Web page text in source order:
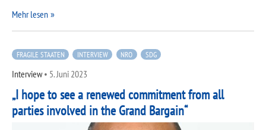
Mehr lesen
FRAGILE STAATEN INTERVIEW NRO SDG
Interview• 5. Juni 2023
„I hope to see a renewed commitment from all
parties involved in the Grand Bargain“